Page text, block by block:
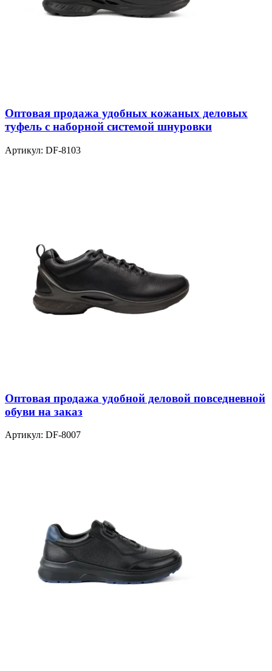
Оптовая продажа удобных кожаных деловых
туфель с наборной системой шнуровки
Артикул: DF-8103
Оптовая продажа удобной деловой повседневной
обуви на заказ
Артикул: DF-8007